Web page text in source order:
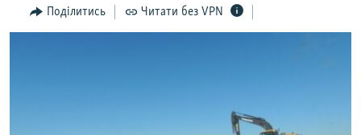
Перейти
до
ПОГЛЯДПоділитись Читати без VPN